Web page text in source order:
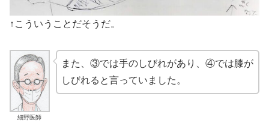
↑こういうことだそうだ。
細野医師
また、③では手のしびれがあり、④では膝が
しびれると言っていました。